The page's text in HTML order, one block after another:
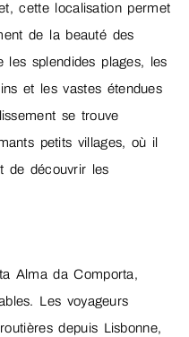
cette localisation permet
de la beauté des
les splendides plages, les
et les vastes étendues
se trouve
petits villages, où il
de découvrir les
Alma da Comporta,
Les voyageurs
depuis Lisbonne,